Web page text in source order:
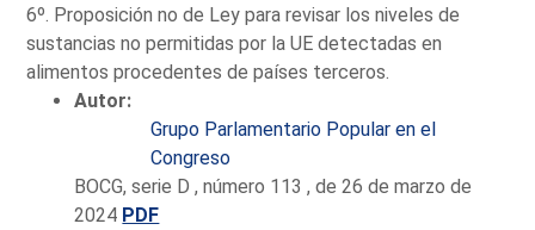
6º. Proposición no de Ley para revisar los niveles de
sustancias no permitidas por la UE detectadas en
alimentos procedentes de países terceros.
Autor:
Grupo Parlamentario Popular en el
Congreso
BOCG, serie D , número 113 , de 26 de marzo de
2024 PDF